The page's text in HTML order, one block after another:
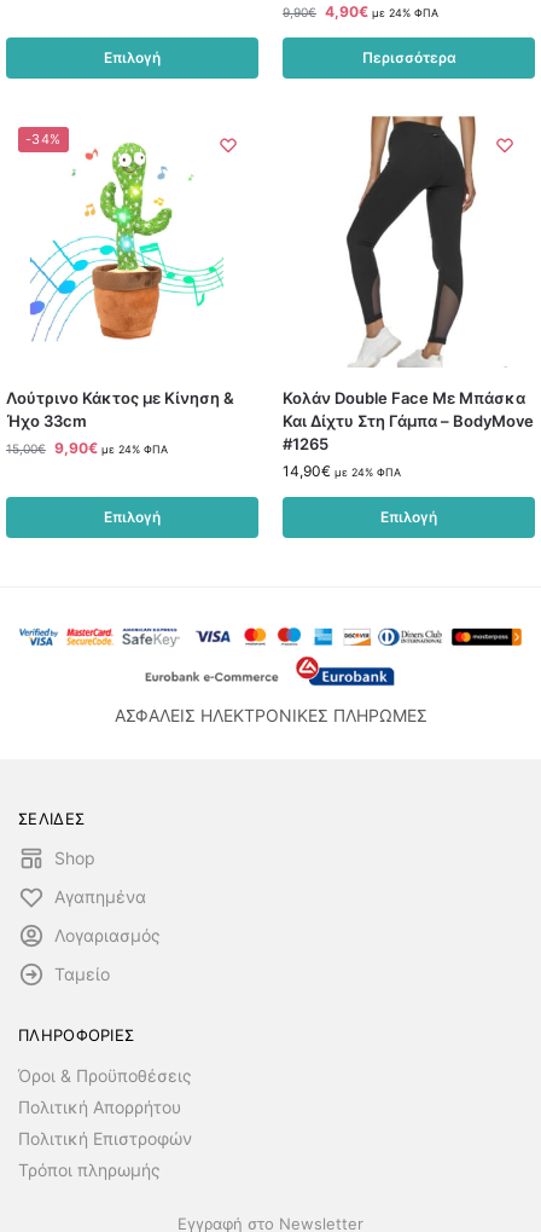
Επιλογή
9,90€ 4,90€ με 24% ΦΠΑ
Περισσότερα
-34%
Λούτρινο Κάκτος με Κίνηση &
Ήχο 33cm
15,00€ 9,90€ με 24% ΦΠΑ
Επιλογή
Κολάν Double Face Με Μπάσκα
Και Δίχτυ Στη Γάμπα – BodyMove
#1265
14,90€ με 24% ΦΠΑ
Επιλογή
ΑΣΦΑΛΕΙΣ ΗΛΕΚΤΡΟΝΙΚΕΣ ΠΛΗΡΩΜΕΣ
ΣΕΛΙΔΕΣ
Shop
Αγαπημένα
Λογαριασμός
Ταμείο
ΠΛΗΡΟΦΟΡΙΕΣ
Όροι & Προϋποθέσεις
Πολιτική Απορρήτου
Πολιτική Επιστροφών
Τρόποι πληρωμής
Εγγραφή στο Newsletter